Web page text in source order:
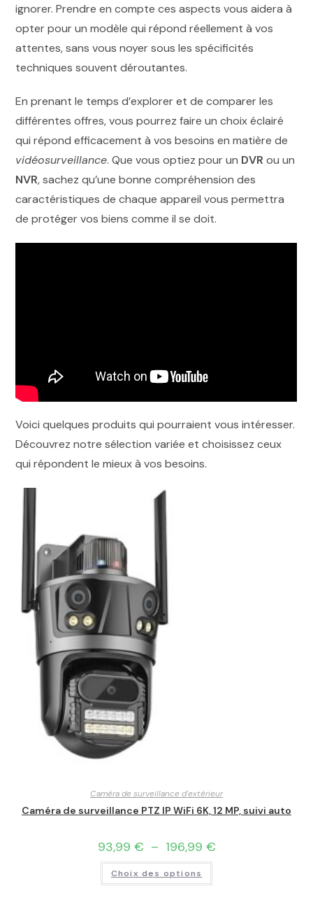
ignorer. Prendre en compte ces aspects vous aidera à
opter pour un modèle qui répond réellement à vos
attentes, sans vous noyer sous les spécificités
techniques souvent déroutantes.
En prenant le temps d’explorer et de comparer les
différentes offres, vous pourrez faire un choix éclairé
qui répond efficacement à vos besoins en matière de
vidéosurveillance. Que vous optiez pour un DVR ou un
NVR, sachez qu’une bonne compréhension des
caractéristiques de chaque appareil vous permettra
de protéger vos biens comme il se doit.
Voici quelques produits qui pourraient vous intéresser.
Découvrez notre sélection variée et choisissez ceux
qui répondent le mieux à vos besoins.
Caméra de surveillance d'extérieur
Caméra de surveillance PTZ IP WiFi 6K, 12 MP, suivi auto
93,99 € – 196,99 €
Choix des options